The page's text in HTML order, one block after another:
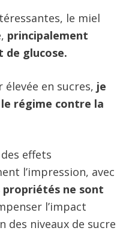
le miel
principalement
glucose.
en sucres, je
régime contre la
effets
l’impression, avec
propriétés ne sont
l’impact
des niveaux de sucre